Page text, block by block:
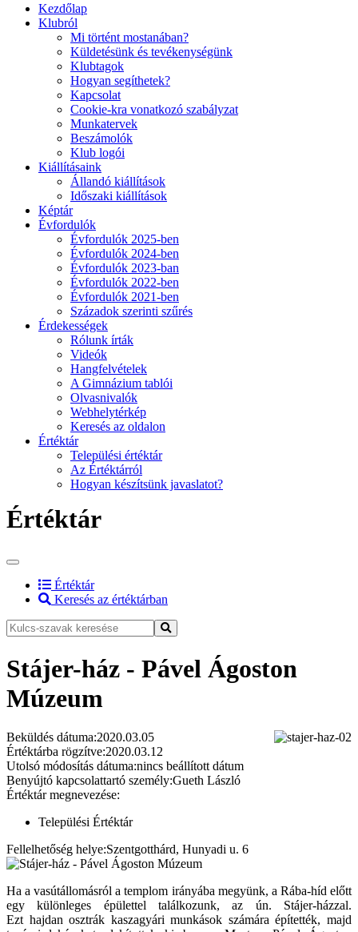
Kezdőlap
Klubról
Mi történt mostanában?
Küldetésünk és tevékenységünk
Klubtagok
Hogyan segíthetek?
Kapcsolat
Cookie-kra vonatkozó szabályzat
Munkatervek
Beszámolók
Klub logói
Kiállításaink
Állandó kiállítások
Időszaki kiállítások
Képtár
Évfordulók
Évfordulók 2025-ben
Évfordulók 2024-ben
Évfordulók 2023-ban
Évfordulók 2022-ben
Évfordulók 2021-ben
Századok szerinti szűrés
Érdekességek
Rólunk írták
Videók
Hangfelvételek
A Gimnázium tablói
Olvasnivalók
Webhelytérkép
Keresés az oldalon
Értéktár
Települési értéktár
Az Értéktárról
Hogyan készítsünk javaslatot?
Értéktár
Értéktár
Keresés az értéktárban
Stájer-ház - Pável Ágoston
Múzeum
Beküldés dátuma:2020.03.05
Értéktárba rögzítve:2020.03.12
Utolsó módosítás dátuma:nincs beállított dátum
Benyújtó kapcsolattartó személy:Gueth László
Értéktár megnevezése:
Települési Értéktár
Fellelhetőség helye:Szentgotthárd, Hunyadi u. 6
Ha a vasútállomásról a templom irányába megyünk, a Rába-híd előtt
egy különleges épülettel találkozunk, az ún. Stájer-házzal.
Ezt hajdan osztrák kaszagyári munkások számára építették, majd